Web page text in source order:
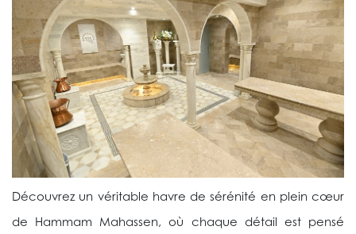
Découvrez un véritable havre de sérénité en plein cœur
de Hammam Mahassen, où chaque détail est pensé